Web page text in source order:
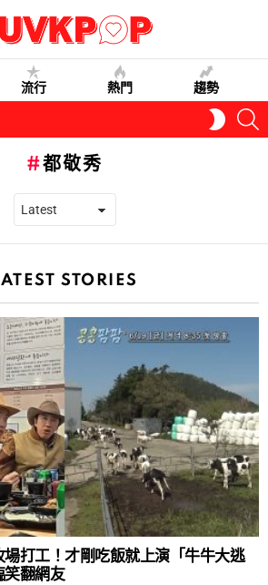
流行 熱門 趨勢
SKIN
都敬秀
STORIES
打工！才剛吃飯就上演「牛牛大逃
笑翻網友